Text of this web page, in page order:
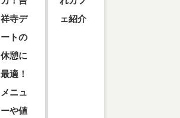
祥寺デ
ートの
休憩に
最適！
メニュ
ーや値
ェ紹介